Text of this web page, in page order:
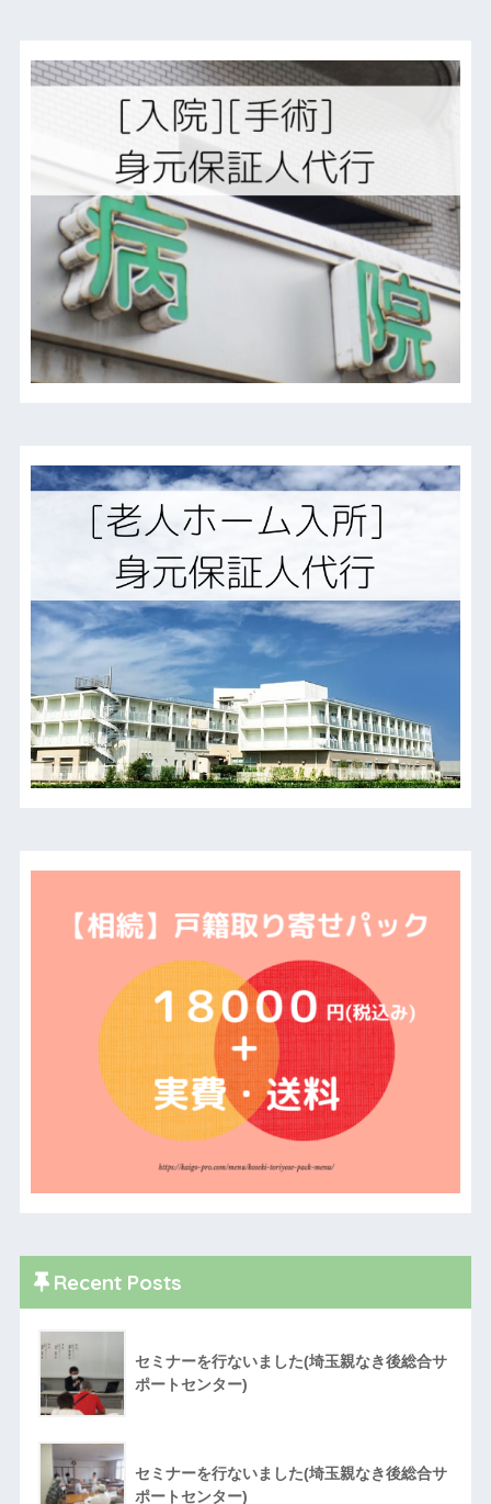
Recent Posts
セミナーを行ないました(埼玉親なき後総合サ
ポートセンター)
セミナーを行ないました(埼玉親なき後総合サ
ポートセンター)